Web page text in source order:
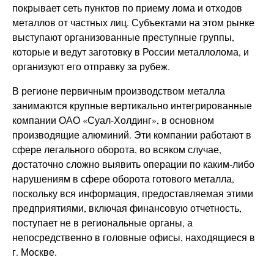
покрывает сеть пунктов по приему лома и отходов
металлов от частных лиц. Субъектами на этом рынке
выступают организованные преступные группы,
которые и ведут заготовку в России металлолома, и
организуют его отправку за рубеж.
В регионе первичным производством металла
занимаются крупные вертикально интегрированные
компании ОАО «Суал-Холдинг», в основном
производящие алюминий. Эти компании работают в
сфере легального оборота, во всяком случае,
достаточно сложно выявить операции по каким-либо
нарушениям в сфере оборота готового металла,
поскольку вся информация, предоставляемая этими
предприятиями, включая финансовую отчетность,
поступает не в региональные органы, а
непосредственно в головные офисы, находящиеся в
г. Москве.